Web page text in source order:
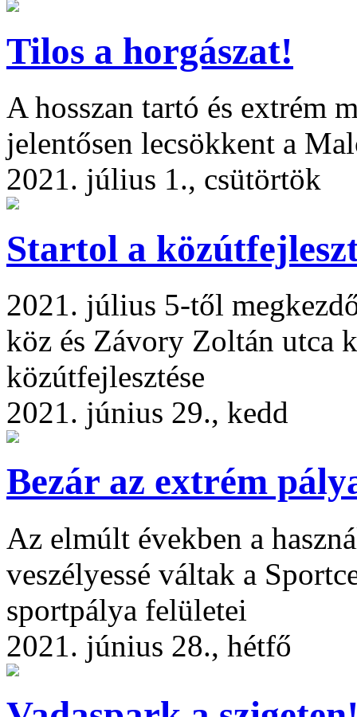
Tilos a horgászat!
A hosszan tartó és extrém
jelentősen lecsökkent a
2021. július 1., csütörtök
Startol a
2021. július 5-től
köz és Závory Zoltán utca
közútfejlesztése
2021. június 29., kedd
Bezár az extrém
Az elmúlt években a
veszélyessé váltak a
sportpálya felületei
2021. június 28., hétfő